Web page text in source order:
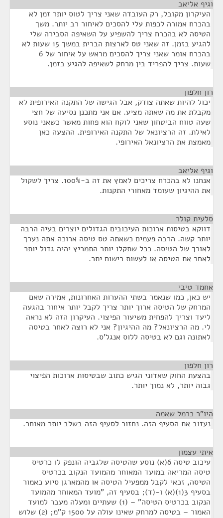
וגיף אליאב
העיקרון מקובל, רק העובדה שאני צריך לטוס יותר זמן לא
בהכרח אמורה לכפות עלי להסכים לאיחור רב יותר. משך
הטיסה לא בהכרח צריך להשפיע על השאיפה הסבירה שלי
להגיע בזמן. זה שאני טס לארצות הברית במשך 15 שעות לא
בהכרח אומר שאני צריך להסכים מראש על איחור של 6
שעות. צריך להפריד בין מרחק לשאיפה להגיע בזמן.
רון חלפון
יכול להיות שאתה צודק, אבל הגישה של התקנה האירופית לא
מקבלת את מה שאתה מציע. אם אני מתכנן נסיעה של חצי
שעה טווח הביטחון שאני לוקח הוא פחות מאשר כשאני נוסע
לאילת. זה הרציונאל של התקנה האירופית. ההצעה כאן
מאמצת את הרציונאל האירופי.
וגיף אליאב
אנחנו לא בהכרח צריכים לאמץ את זה ב-100%. צריך לשקול
את ההיגיון שעומד מאחורי התקנות.
סלעית קולר
דווקא בטיסות ארוכות העיכובים הגדולים יוצרים בעיה הרבה
יותר קשה. הרבה פעמים כשאתה טס טיסה ארוכה אתה נערך
לאורך של הטיסה. ככל שתקלו יותר התמריץ יהיה גדול יותר
לאחר את הטיסה או לעשות רישום יתר.
אחמד טיבי
יש כאן, כמו שנאמר בשתי ההערות האחרונות, אמירה שאם
המרחק של הטיסה ארוך יותר צריך לקבל יותר איחור בהגעה
ליעד וצריך להפחית משיעור הפיצוי. העיקרון הזה לא נראה
לי. מה הרציונאל? מה ההיגיון? אני לא רוצה לאחר בטיסה
לאתונה וגם לא בטיסה ללוס אנגל'ס.
רון חלפון
בהצעת החוק שאדוני הגיש כתוב שבטיסות ארוכות הפיצוי
גבוה יותר, לא נמוך יותר.
היו"ר כרמל שאמה
נעזוב את הסעיף הזה. נחזור לסעיף הזה בשלב יותר מאוחר.
איתי עצמון
עיכוב טיסה 6(א) נוסע שהטיסה שלגביה הונפק לו כרטיס
טיסה המריאה במועד המאוחר מהמועד הנקוב בכרטיס
הטיסה, זכאי לקבל ממפעיל הטיסה או מהמארגן סיוע כאמור
בסעיף 3(1)(א) ו-(ד); בסעיף זה, "מועד המאוחר מהמועד
הנקוב בכרטיס הטיסה" – (1) שעתיים ומעלה מעבר למועד
האמור – בטיסה למרחק שאינו עולה על 1500 ק"מ; (2) שלוש